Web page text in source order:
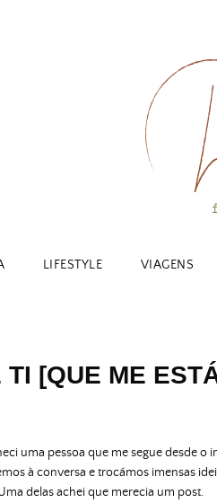
LIFESTYLE VIAGENS
[QUE ME
uma pessoa que me segue desde o
à conversa e trocámos imensas
delas achei que merecia um post.